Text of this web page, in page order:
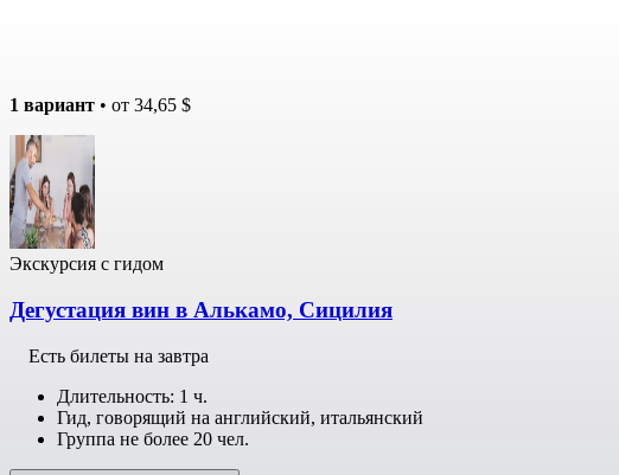
1 вариант • от 34,65 $
Экскурсия с гидом
Дегустация вин в Алькамо, Сицилия
Есть билеты на завтра
Длительность: 1 ч.
Гид, говорящий на английский, итальянский
Группа не более 20 чел.